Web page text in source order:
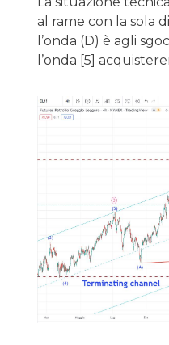
al rame con la sola
l’onda (D) è agli
l’onda [5]